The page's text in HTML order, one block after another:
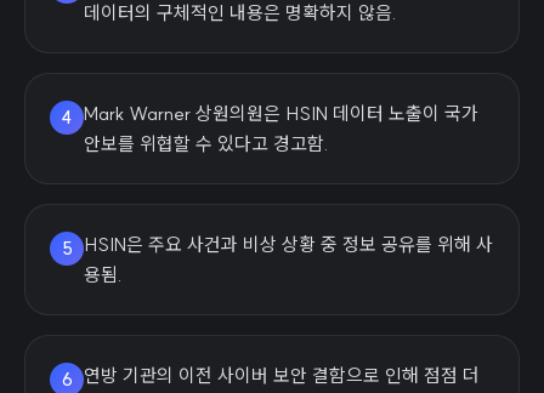
데이터의 구체적인 내용은 명확하지 않음.
4 Mark Warner 상원의원은 HSIN 데이터 노출이 국가
안보를 위협할 수 있다고 경고함.
5
HSIN은 주요 사건과 비상 상황 중 정보 공유를 위해 사
용됨.
6
연방 기관의 이전 사이버 보안 결함으로 인해 점점 더